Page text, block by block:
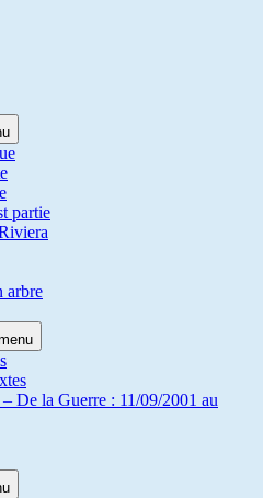
partie
arbre
De la Guerre : 11/09/2001 au